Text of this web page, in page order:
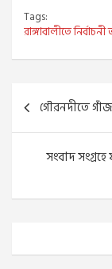
Tags:
রাঙ্গাবালীতে
Post
navigation
গৌরনদীতে
সংবাদ